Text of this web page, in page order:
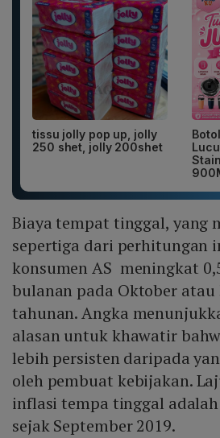
tissu jolly pop up, jolly
250 shet, jolly 200shet
Biaya tempat tinggal, yang
sepertiga dari perhitungan
konsumen AS meningkat
bulanan pada Oktober atau
tahunan. Angka
alasan untuk khawatir
lebih persisten daripada
oleh pembuat kebijakan.
inflasi tempa tinggal
sejak September 2019.